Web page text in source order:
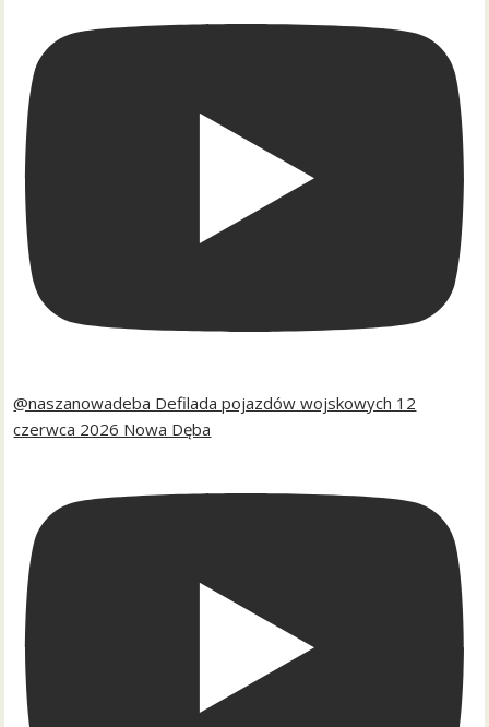
@naszanowadeba Defilada pojazdów wojskowych 12
czerwca 2026 Nowa Dęba